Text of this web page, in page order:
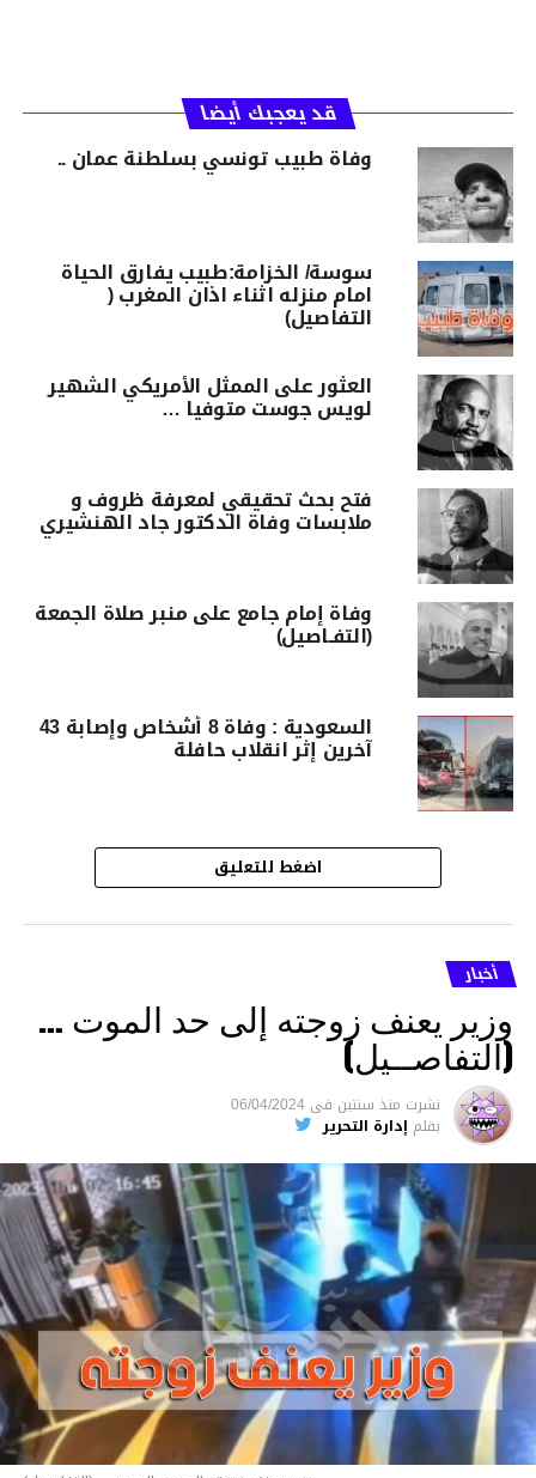
قد يعجبك أيضا
وفاة طبيب تونسي بسلطنة عمان ..
سوسة/ الخزامة:طبيب يفارق الحياة
امام منزله اثناء اذان المغرب (
التفاصيل)
العثور على الممثل الأمريكي الشهير
لويس جوست متوفيا …
فتح بحث تحقيقي لمعرفة ظروف و
ملابسات وفاة الدكتور جاد الهنشيري
وفاة إمام جامع على منبر صلاة الجمعة
(التفـاصيل)
السعودية : وفاة 8 أشخاص وإصابة 43
آخرين إثر انقلاب حافلة
اضغط للتعليق
أخبار
وزير يعنف زوجته إلى حد الموت …
(التفاصــيل)
نشرت منذ سنتين فى 06/04/2024
بقلم إدارة التحرير